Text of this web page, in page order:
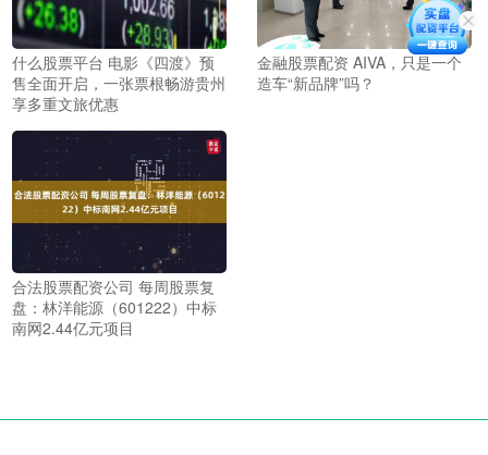
什么股票平台 电影《四渡》预
售全面开启，一张票根畅游贵州
享多重文旅优惠
金融股票配资 AIVA，只是一个
造车“新品牌”吗？
合法股票配资公司 每周股票复
盘：林洋能源（601222）中标
南网2.44亿元项目